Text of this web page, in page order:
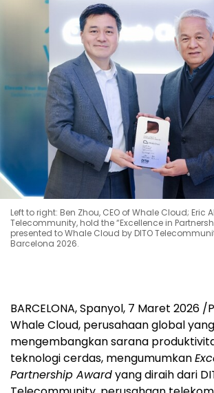
Left to right: Ben Zhou, CEO of Whale Cloud; Eric
Telecommunity, hold the “Excellence in
presented to Whale Cloud by DITO
Barcelona 2026.
BARCELONA, Spanyol, 7 Maret 2026
Whale Cloud, perusahaan global yang
mengembangkan sarana
teknologi cerdas, mengumumkan
Partnership Awardyang diraih dari